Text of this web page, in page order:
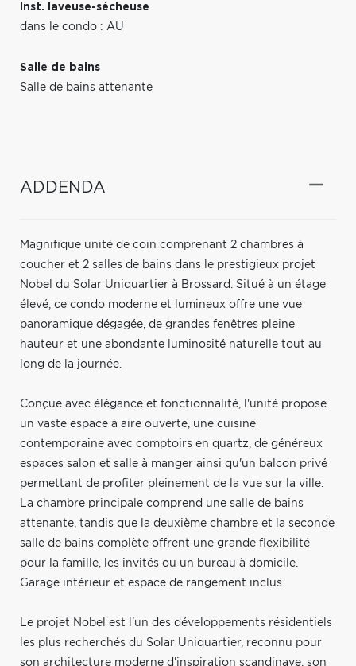
Inst. laveuse-sécheuse
dans le condo : AU
Salle de bains
Salle de bains attenante
ADDENDA
Magnifique unité de coin comprenant 2 chambres à
coucher et 2 salles de bains dans le prestigieux projet
Nobel du Solar Uniquartier à Brossard. Situé à un étage
élevé, ce condo moderne et lumineux offre une vue
panoramique dégagée, de grandes fenêtres pleine
hauteur et une abondante luminosité naturelle tout au
long de la journée.
Conçue avec élégance et fonctionnalité, l'unité propose
un vaste espace à aire ouverte, une cuisine
contemporaine avec comptoirs en quartz, de généreux
espaces salon et salle à manger ainsi qu'un balcon privé
permettant de profiter pleinement de la vue sur la ville.
La chambre principale comprend une salle de bains
attenante, tandis que la deuxième chambre et la seconde
salle de bains complète offrent une grande flexibilité
pour la famille, les invités ou un bureau à domicile.
Garage intérieur et espace de rangement inclus.
Le projet Nobel est l'un des développements résidentiels
les plus recherchés du Solar Uniquartier, reconnu pour
son architecture moderne d'inspiration scandinave, son